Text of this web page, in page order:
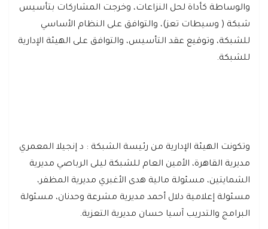
والوساطة كأداة لحل النزاعات، وخرجت المشاركات بتأسيس
شبكة ( وسيطات تعز)، والتوافق على النظام الأساسي
للشبكة، وتوقيع عقد التأسيس، والتوافق على الهيئة الإدارية
للشبكة.
وتكونت الهيئة الإدارية من رئيسة الشبكة : د إنجيلا المعمري
مديرية القاهرة، الأمين العام للشبكة ليلى الرباصي مديرية
الشمايتين، مسئولة مالية هدى الأغبري مديرية المظفر،
مسئولة إعلامية دلال أحمد مديرية مشرعة وحدنان، مسئولة
البرامج والتدريب آسيا حسان مديرية التعزية.